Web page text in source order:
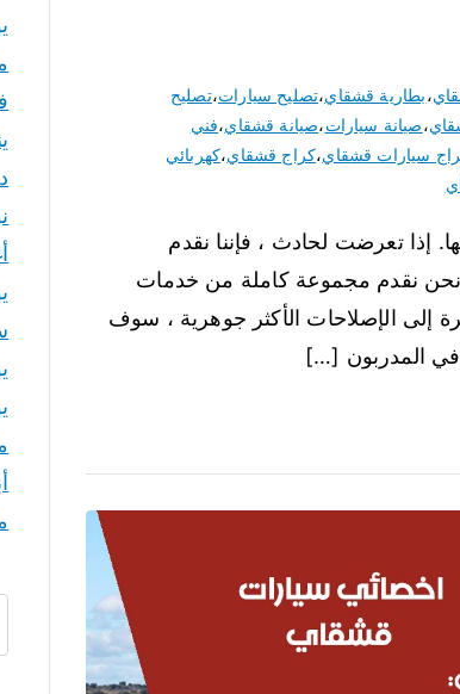
،بطارية قشقاي،تصليح سيارات،تصليح
،صيانة سيارات،صيانة قشقاي،فني
سيارات قشقاي،كراج قشقاي،كهربائي
إذا تعرضت لحادث ، فإننا نقدم
نقدم مجموعة كاملة من خدمات
إلى الإصلاحات الأكثر جوهرية ، سوف
المدربون […]